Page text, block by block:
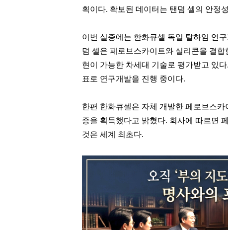
획이다. 확보된 데이터는 탠덤 셀의 안정
이번 실증에는 한화큐셀 독일 탈하임 연
덤 셀은 페로브스카이트와 실리콘을 결
현이 가능한 차세대 기술로 평가받고 있
표로 연구개발을 진행 중이다.
한편 한화큐셀은 자체 개발한 페로브스
증을 획득했다고 밝혔다. 회사에 따르면
것은 세계 최초다.